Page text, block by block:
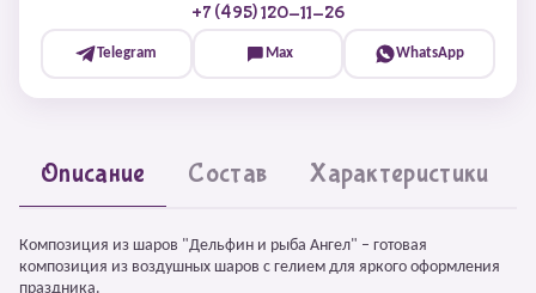
+7 (495) 120-11-26
Telegram Max WhatsApp
Описание Состав Характеристики
Композиция из шаров "Дельфин и рыба Ангел" – готовая
композиция из воздушных шаров с гелием для яркого оформления
праздника.